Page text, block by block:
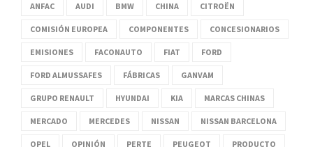
ANFAC AUDI BMW CHINA CITROËN
COMISIÓN EUROPEA COMPONENTES CONCESIONARIOS
EMISIONES FACONAUTO FIAT FORD
FORD ALMUSSAFES FÁBRICAS GANVAM
GRUPO RENAULT HYUNDAI KIA MARCAS CHINAS
MERCADO MERCEDES NISSAN NISSAN BARCELONA
OPEL OPINIÓN PERTE PEUGEOT PRODUCTO